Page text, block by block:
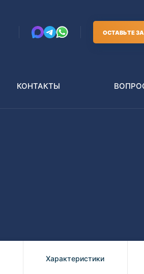
ОСТАВЬТЕ
КОНТАКТЫ
Характеристики